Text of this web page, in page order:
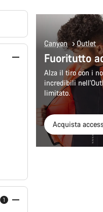
1
Canyon Outlet
Fuoritutto
Alza il tiro con i
incredibili
limitato.
Acquista